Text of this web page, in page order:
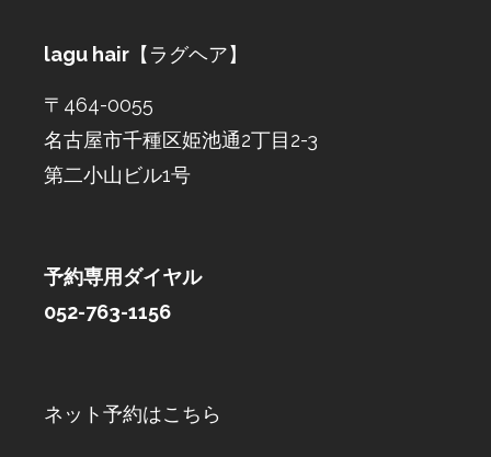
lagu hair 【ラグヘア】
〒464-0055
名古屋市千種区姫池通2丁目2-3
第二小山ビル1号
予約専用ダイヤル
052-763-1156
ネット予約はこちら